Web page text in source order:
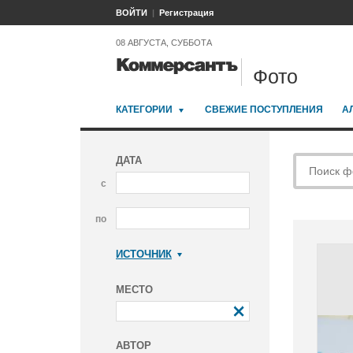
ВОЙТИ Регистрация
08 АВГУСТА, СУББОТА
Фото
КАТЕГОРИИ СВЕЖИЕ ПОСТУПЛЕНИЯ
ДАТА
с
по
ИСТОЧНИК
МЕСТО
АВТОР